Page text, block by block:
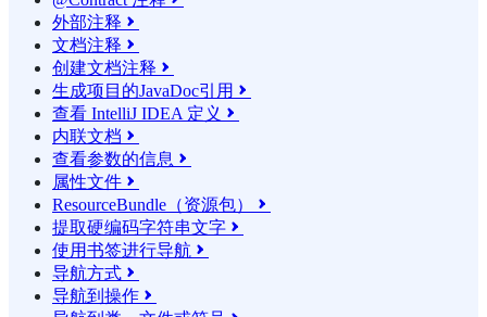
外部注释 
文档注释 
创建文档注释 
生成项目的JavaDoc引用 
查看 IntelliJ IDEA 定义 
内联文档 
查看参数的信息 
属性文件 
ResourceBundle（资源包） 
提取硬编码字符串文字 
使用书签进行导航 
导航方式 
导航到操作 